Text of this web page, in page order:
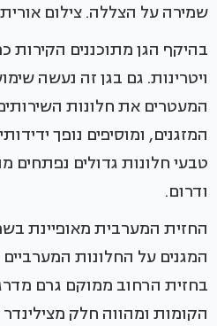
שמירה על הצללה. צילום אורית
בהיקף הגן מתוכננים הקירות
ויטרינות. גם בגן זה נעשה
המעטרים את חלונות
המזגנים, ומוסיפים נופך
טבעי חלונות גדולים נפתחים
ודרום.
החזית המערבית מאופיינת
המגנים על החלונות
בחזית הרחוב ממוקם גרם
הקומות ומהווה חלק